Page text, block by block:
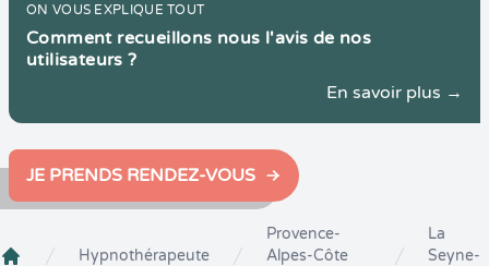
ON VOUS EXPLIQUE TOUT
Comment recueillons nous l'avis de nos
utilisateurs ?
En savoir plus →
JE PRENDS RENDEZ-VOUS
Hypnothérapeute
Provence-
Alpes-Côte
La
Seyne-